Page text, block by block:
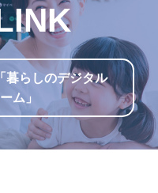
暮らしのデジタル
ム」